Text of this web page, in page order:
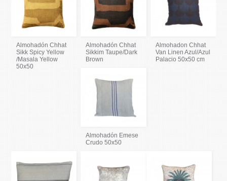
Almohadón Chhat
Sikk Spicy Yellow
/Masala Yellow
50x50
Almohadón Chhat
Sikkim Taupe/Dark
Brown
Almohadon Chhat
Van Linen Azul/Azul
Palacio 50x50 cm
Almohadón Emese
Crudo 50x50